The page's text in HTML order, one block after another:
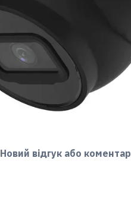
Новий відгук або коментар